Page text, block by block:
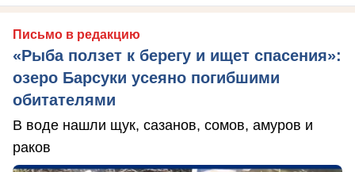
Письмо в редакцию
«Рыба ползет к берегу и ищет спасения»:
озеро Барсуки усеяно погибшими
обитателями
В воде нашли щук, сазанов, сомов, амуров и
раков